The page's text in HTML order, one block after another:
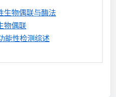
生物偶联与酶法
物偶联
能性检测综述